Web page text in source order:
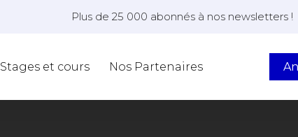
Plus de 25 000 abonnés à nos newsletters !
Stages et cours Nos Partenaires